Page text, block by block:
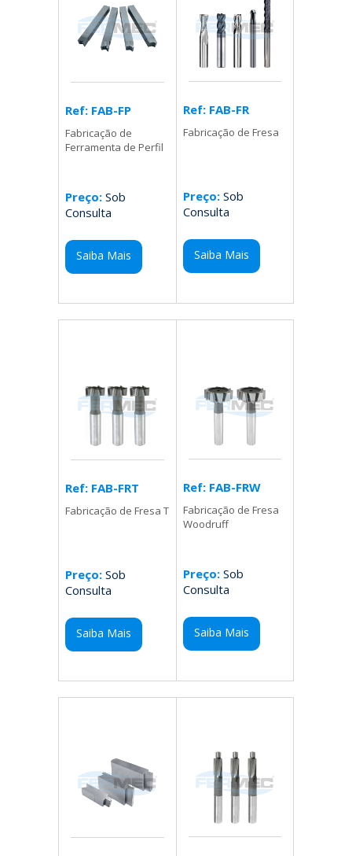
Ref: FAB-FP
Fabricação de
Ferramenta de Perfil
Preço: Sob
Consulta
Saiba Mais
Ref: FAB-FR
Fabricação de Fresa
Preço:Sob
Consulta
Saiba Mais
Ref: FAB-FRT
Fabricação de Fresa T
Preço: Sob
Consulta
Saiba Mais
Ref: FAB-FRW
Fabricação de Fresa
Woodruff
Preço:Sob
Consulta
Saiba Mais